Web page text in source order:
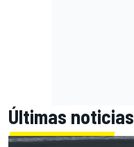
Últimas noticias